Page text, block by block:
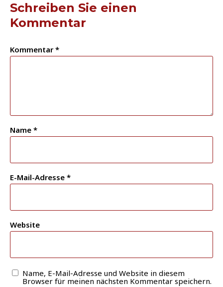
Schreiben Sie einen
Kommentar
Kommentar*
Name *
E-Mail-Adresse *
Website
Name, E-Mail-Adresse und Website in diesem
Browser für meinen nächsten Kommentar speichern.